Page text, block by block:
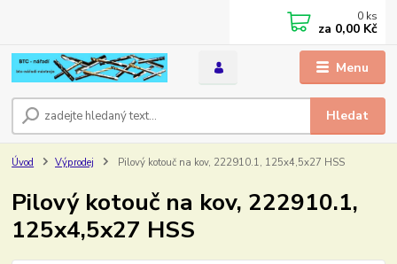
Menu
Hledat
0 ks
za 0,00 Kč
Úvod Výprodej Pilový kotouč na kov, 222910.1, 125x4,5x27 HSS
Pilový kotouč na kov, 222910.1,
125x4,5x27 HSS